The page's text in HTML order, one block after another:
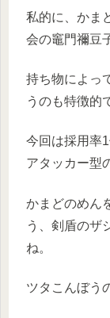
私的に、かま
会の竈門禰󠄀豆
持ち物によっ
うのも特徴的
今回は採用率1
アタッカー型
かまどのめん
う、剣盾のザ
ね。
ツタこんぼう